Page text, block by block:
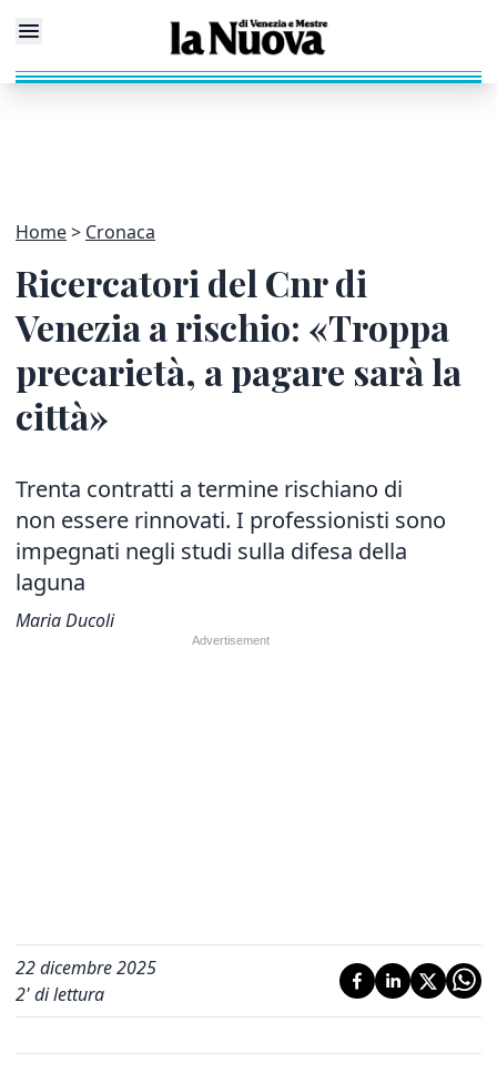
Home Cronaca
Ricercatori del Cnr di
Venezia a rischio: «Troppa
precarietà, a pagare sarà la
città»
Trenta contratti a termine rischiano di
non essere rinnovati. I professionisti sono
impegnati negli studi sulla difesa della
laguna
Maria Ducoli
22 dicembre 2025
2' di lettura